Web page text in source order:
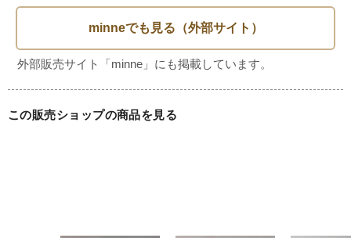
ヨコ 25
◆素材
木製
この販売ショップの商品を見る